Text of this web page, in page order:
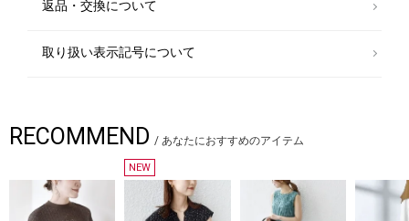
返品・交換について
取り扱い表示記号について
RECOMMEND / あなたにおすすめのアイテム
NEW